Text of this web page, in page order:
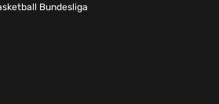
Bundesliga